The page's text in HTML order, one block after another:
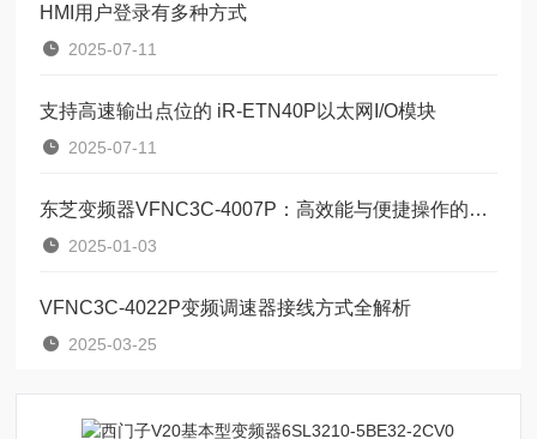
HMI用户登录有多种方式
2025-07-11
支持高速输出点位的 iR-ETN40P以太网I/O模块
2025-07-11
东芝变频器VFNC3C-4007P：高效能与便捷操作的结合
2025-01-03
VFNC3C-4022P变频调速器接线方式全解析
2025-03-25